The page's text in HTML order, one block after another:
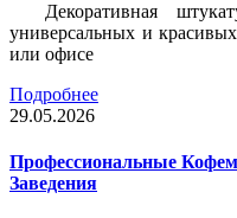
Декоративная
универсальных и
или офисе
Подробнее
29.05.2026
Профессиональные
Заведения